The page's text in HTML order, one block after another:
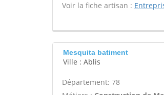
Voir la fiche artisan :
Mesquita batiment
Ville : Ablis
Département: 78